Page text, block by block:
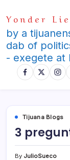
to
content
Yonder
by a
dab of
- exegete at
Tijuana Blogs
3
By JulioSueco